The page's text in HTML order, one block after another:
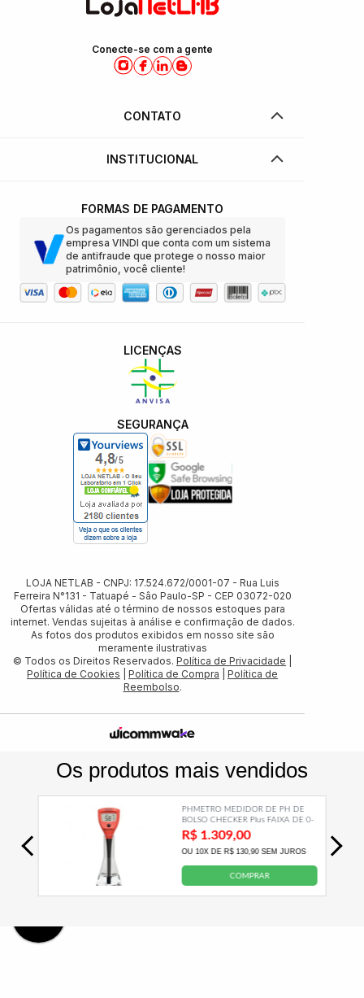
Conecte-se com a gente
CONTATO
INSTITUCIONAL
FORMAS DE PAGAMENTO
Os pagamentos são gerenciados pela
empresa VINDI que conta com um sistema
de antifraude que protege o nosso maior
patrimônio, você cliente!
SEGURANÇA
LICENÇAS
LOJA NETLAB - CNPJ: 17.524.672/0001-07 - Rua Luis
Ferreira N°131 - Tatuapé - Sâo Paulo-SP - CEP 03072-020
Ofertas válidas até o término de nossos estoques para
internet. Vendas sujeitas à análise e confirmação de dados.
As fotos dos produtos exibidos em nosso site são
meramente ilustrativas
© Todos os Direitos Reservados. Política de Privacidade
Política de Cookies
Política de Compra
Política de
Reembolso.